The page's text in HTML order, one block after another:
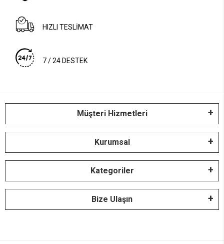
HIZLI TESLİMAT
7 / 24 DESTEK
Müşteri Hizmetleri
Kurumsal
Kategoriler
Bize Ulaşın